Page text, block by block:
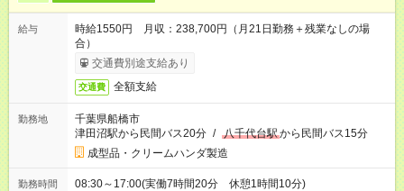
給与
時給1550円 月収：238,700円（月21日勤務＋残業なしの場
合）
交通費別途支給あり
交通費 全額支給
勤務地
千葉県船橋市
津田沼駅から民間バス20分 / 八千代台駅から民間バス15分
成型品・クリームハンダ製造
勤務時間 08:30～17:00(実働7時間20分 休憩1時間10分)